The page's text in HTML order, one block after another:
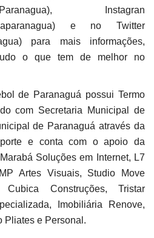
Instagran
e no Twitter
para mais informações,
o que tem de melhor no
de Paranaguá possui Termo
com Secretaria Municipal de
de Paranaguá através da
e conta com o apoio da
Soluções em Internet, L7
Artes Visuais, Studio Move
Cubica Construções, Tristar
Imobiliária Renove,
Pliates e Personal.